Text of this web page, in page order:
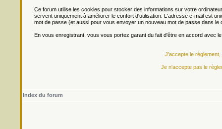
Ce forum utilise les cookies pour stocker des informations sur votre
servent uniquement à améliorer le confort d'utilisation. L'adresse e-mail est
mot de passe (et aussi pour vous envoyer un nouveau mot de passe dans le
En vous enregistrant, vous vous portez garant du fait d'être en accord avec
J'accepte le
Je n'accepte pas le
Index du forum